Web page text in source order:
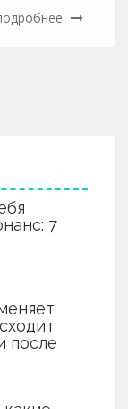
когда
психолога,
этого.
7
после